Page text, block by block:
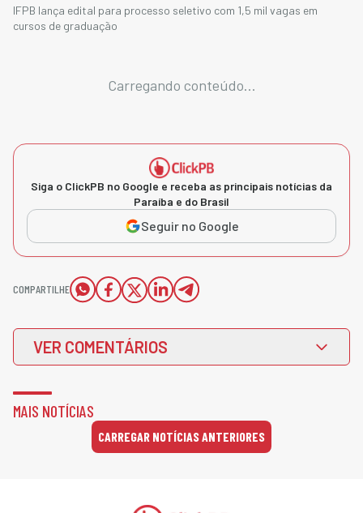
IFPB lança edital para processo seletivo com 1,5 mil vagas em
cursos de graduação
Carregando conteúdo...
Siga o ClickPB no Google e receba as principais notícias da
Paraíba e do Brasil
Seguir no Google
COMPARTILHE
VER COMENTÁRIOS
MAIS NOTÍCIAS
CARREGAR NOTÍCIAS ANTERIORES